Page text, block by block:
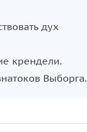
дух
крендели.
Выборга.